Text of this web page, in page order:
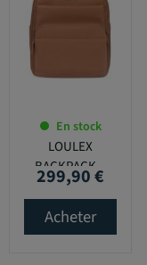
En stock
LOULEX
BACKPACK...
Prix
299,90 €
Acheter